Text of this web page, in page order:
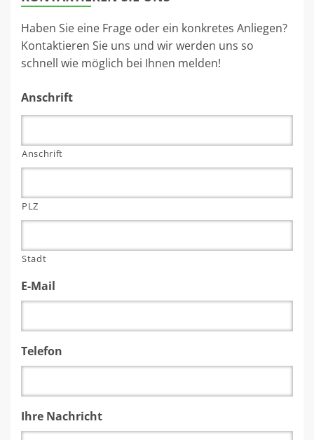
Haben Sie eine Frage oder ein konkretes Anliegen?
Kontaktieren Sie uns und wir werden uns so
schnell wie möglich bei Ihnen melden!
Anschrift
Anschrift
PLZ
Stadt
E-Mail
Telefon
Ihre Nachricht